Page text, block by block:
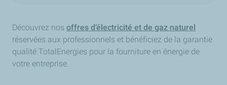
Découvrez nos offres d’électricité et de gaz naturel
réservées aux professionnels et bénéficiez de la garantie
qualité TotalEnergies pour la fourniture en énergie de
votre entreprise.